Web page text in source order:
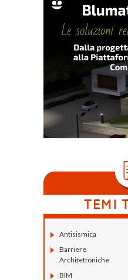
Antisismica
Barriere
Architettoniche
BIM